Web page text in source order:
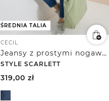
ŚREDNIA TALIA
CECIL
Jeansy z prostymi nogawkami i paskiem
STYLE SCARLETT
319,00 zł